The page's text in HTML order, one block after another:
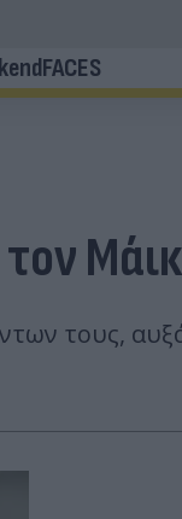
FACES
τους,